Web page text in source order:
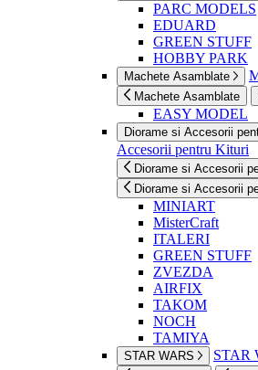
PARC MODELS
EDUARD
GREEN STUFF
HOBBY PARK
Machete Asamblate
Machete Asamblate
EASY MODEL
Diorame si Accesorii
Accesorii pentru Kituri
Diorame si Accesorii
Diorame si Accesorii
MINIART
MisterCraft
ITALERI
GREEN STUFF
ZVEZDA
AIRFIX
TAKOM
NOCH
TAMIYA
STAR WARS STAR